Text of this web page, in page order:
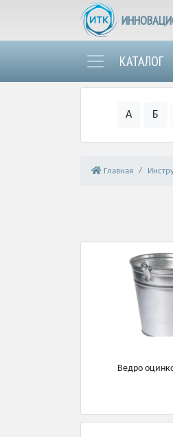
КАТАЛОГ
А Б
Главная
Ведро